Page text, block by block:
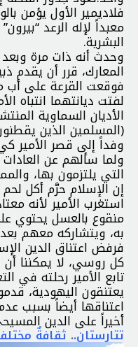
فلاديمير الأول يؤمن
معبداً لإله الرعد
البشرية.
وحدث أنه ذات مرة
المعارك، قرر أن يقدم
فوقعت القرعة على أب
​​لفتت ديانتهما انتباه
الأديان السماوية
(المسلمين الذين
وفداً إلى قصر الأمير
ولما سألهم عن العادات
التي يلتزمون بها،
إن الإسلام حرَّم أكل
استغرب الأمير لأنه
منقوع بالعسل يحتوي
به، ويتشاركه معهم بعد
فرفض اعتناق الدين
كل روسي، لا يمكننا
تابع الأمير رحلته في
يعتنقون اليهودية،
اعتناقها أيضاً بسبب
أخيراً على الدين
تتارستان.. ثقافةٌ